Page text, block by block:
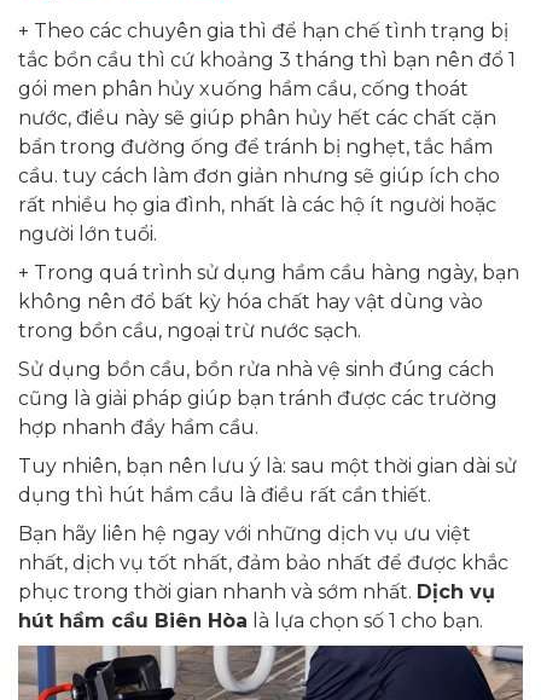
+ Theo các chuyên gia thì để hạn chế tình trạng bị
tắc bồn cầu thì cứ khoảng 3 tháng thì bạn nên đổ 1
gói men phân hủy xuống hầm cầu, cống thoát
nước, điều này sẽ giúp phân hủy hết các chất cặn
bẩn trong đường ống để tránh bị nghẹt, tắc hầm
cầu. tuy cách làm đơn giản nhưng sẽ giúp ích cho
rất nhiều họ gia đình, nhất là các hộ ít người hoặc
người lớn tuổi.
+ Trong quá trình sử dụng hầm cầu hàng ngày, bạn
không nên đổ bất kỳ hóa chất hay vật dùng vào
trong bồn cầu, ngoại trừ nước sạch.
Sử dụng bồn cầu, bồn rửa nhà vệ sinh đúng cách
cũng là giải pháp giúp bạn tránh được các trường
hợp nhanh đầy hầm cầu.
Tuy nhiên, bạn nên lưu ý là: sau một thời gian dài sử
dụng thì hút hầm cầu là điều rất cần thiết.
Bạn hãy liên hệ ngay với những dịch vụ ưu việt
nhất, dịch vụ tốt nhất, đảm bảo nhất để được khắc
phục trong thời gian nhanh và sớm nhất. Dịch vụ
hút hầm cầu Biên Hòa là lựa chọn số 1 cho bạn.